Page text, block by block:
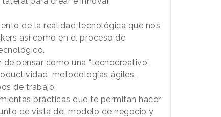
de la realidad tecnológica que nos
así como en el proceso de
pensar como una “tecnocreativo”,
metodologías ágiles,
de trabajo.
prácticas que te permitan hacer
de vista del modelo de negocio y